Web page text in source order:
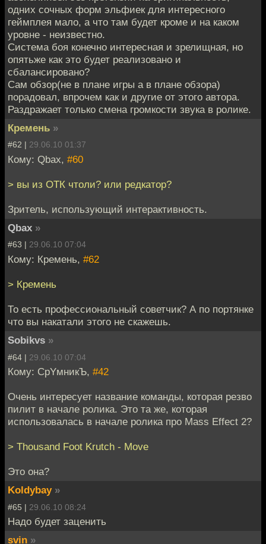
одних сочных форм эльфиек для интересного
геймплея мало, а что там будет кроме и на каком
уровне - неизвестно.
Система боя конечно интересная и зрелищная, но
опятьже как это будет реализовано и
сбалансировано?
Сам обзор(не в плане игры а в плане обзора)
порадовал, впрочем как и другие от этого автора.
Раздражает только смена громкости звука в ролике.
Кремень »
#62 | 29.06.10 01:37
Кому: Qbax, #60
> вы из ОТК чтоли? или редкатор?
Зритель, использующий интерактивность.
Qbax »
#63 | 29.06.10 07:04
Кому: Кремень, #62
> Кремень
То есть профессиональный советчик? А по портянке
что вы накатали этого не скажешь.
Sobikvs »
#64 | 29.06.10 07:04
Кому: CpYмникЪ, #42
Очень интересует название команды, которая резво
пилит в начале ролика. Это та же, которая
использовалась в начале ролика про Mass Effect 2?
> Thousand Foot Krutch - Move
Это она?
Koldybay »
#65 | 29.06.10 08:24
Надо будет заценить
svin »